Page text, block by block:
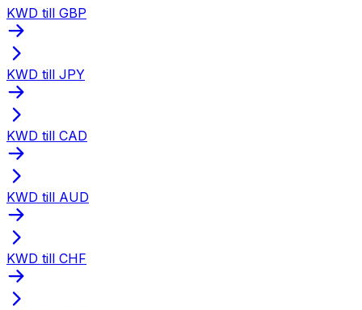
KWD till GBP
KWD till JPY
KWD till CAD
KWD till AUD
KWD till CHF